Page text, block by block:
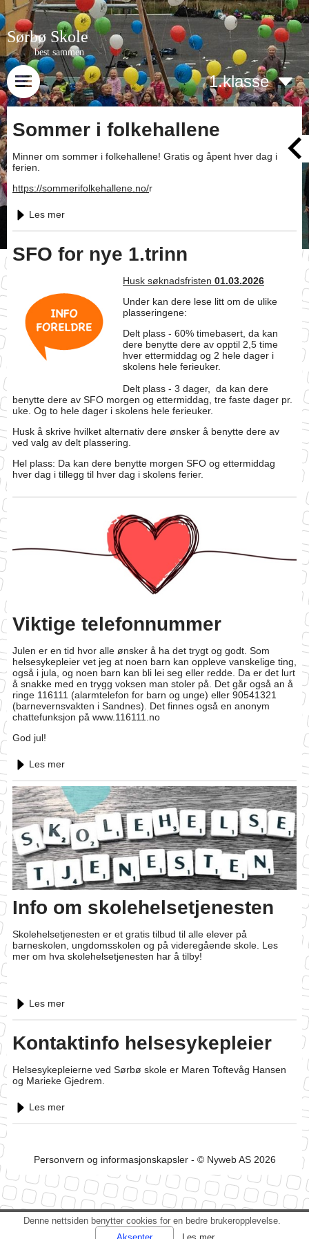
Sørbø Skole
best sammen
1.klasse
Sommer i folkehallene
Minner om sommer i folkehallene! Gratis og åpent hver dag i
ferien.
https://sommerifolkehallene.no/r
Les mer
SFO for nye 1.trinn
Husk søknadsfristen 01.03.2026
Under kan dere lese litt om de ulike
plasseringene:
Delt plass - 60% timebasert, da kan
dere benytte dere av opptil 2,5 time
hver ettermiddag og 2 hele dager i
skolens hele ferieuker.
Delt plass - 3 dager, da kan dere
benytte dere av SFO morgen og ettermiddag, tre faste dager pr.
uke. Og to hele dager i skolens hele ferieuker.
Husk å skrive hvilket alternativ dere ønsker å benytte dere av
ved valg av delt plassering.
Hel plass: Da kan dere benytte morgen SFO og ettermiddag
hver dag i tillegg til hver dag i skolens ferier.
Viktige telefonnummer
Julen er en tid hvor alle ønsker å ha det trygt og godt. Som
helsesykepleier vet jeg at noen barn kan oppleve vanskelige ting,
også i jula, og noen barn kan bli lei seg eller redde. Da er det lurt
å snakke med en trygg voksen man stoler på. Det går også an å
ringe 116111 (alarmtelefon for barn og unge) eller 90541321
(barnevernsvakten i Sandnes). Det finnes også en anonym
chattefunksjon på www.116111.no
God jul!
Les mer
Info om skolehelsetjenesten
Skolehelsetjenesten er et gratis tilbud til alle elever på
barneskolen, ungdomsskolen og på videregående skole. Les
mer om hva skolehelsetjenesten har å tilby!
Les mer
Kontaktinfo helsesykepleier
Helsesykepleierne ved Sørbø skole er Maren Toftevåg Hansen
og Marieke Gjedrem.
Les mer
Personvern og informasjonskapsler- © Nyweb AS 2026
Denne nettsiden benytter cookies for en bedre brukeropplevelse.